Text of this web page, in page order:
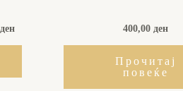
ден 400,00 ден
Прочитај
повеќе